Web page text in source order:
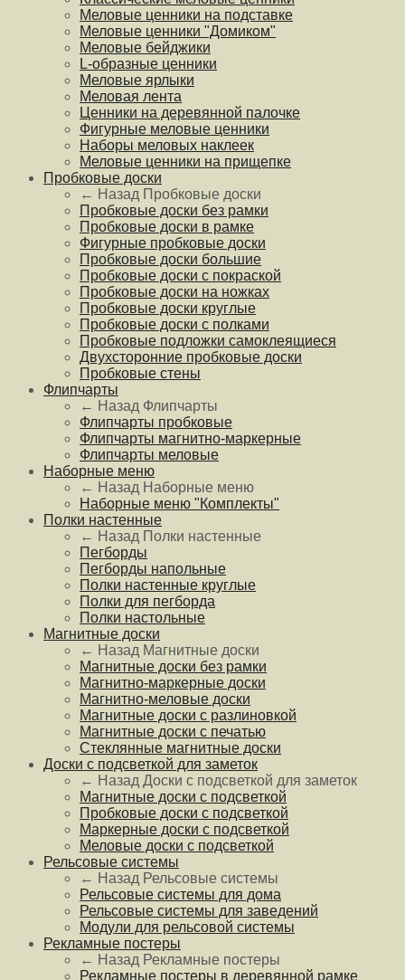
Меловые ценники на подставке
Меловые ценники "Домиком"
Меловые бейджики
L-образные ценники
Меловые ярлыки
Меловая лента
Ценники на деревянной палочке
Фигурные меловые ценники
Наборы меловых наклеек
Меловые ценники на прищепке
Пробковые доски
← Назад Пробковые доски
Пробковые доски без рамки
Пробковые доски в рамке
Фигурные пробковые доски
Пробковые доски большие
Пробковые доски с покраской
Пробковые доски на ножках
Пробковые доски круглые
Пробковые доски с полками
Пробковые подложки самоклеящиеся
Двухсторонние пробковые доски
Пробковые стены
Флипчарты
← Назад Флипчарты
Флипчарты пробковые
Флипчарты магнитно-маркерные
Флипчарты меловые
Наборные меню
← Назад Наборные меню
Наборные меню "Комплекты"
Полки настенные
← Назад Полки настенные
Пегборды
Пегборды напольные
Полки настенные круглые
Полки для пегборда
Полки настольные
Магнитные доски
← Назад Магнитные доски
Магнитные доски без рамки
Магнитно-маркерные доски
Магнитно-меловые доски
Магнитные доски с разлиновкой
Магнитные доски с печатью
Стеклянные магнитные доски
Доски с подсветкой для заметок
← Назад Доски с подсветкой для заметок
Магнитные доски с подсветкой
Пробковые доски с подсветкой
Маркерные доски с подсветкой
Меловые доски с подсветкой
Рельсовые системы
← Назад Рельсовые системы
Рельсовые системы для дома
Рельсовые системы для заведений
Модули для рельсовой системы
Рекламные постеры
← Назад Рекламные постеры
Рекламные постеры в деревянной рамке